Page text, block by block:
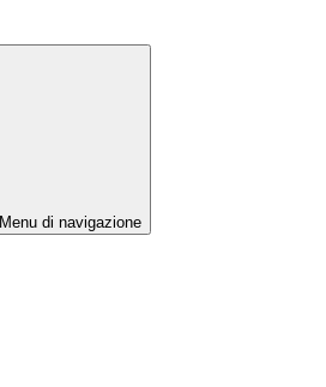
Menu di navigazione